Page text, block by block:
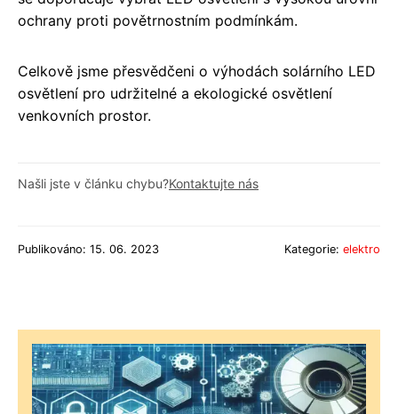
ochrany proti povětrnostním podmínkám.
Celkově jsme přesvědčeni o výhodách solárního LED
osvětlení pro udržitelné a ekologické osvětlení
venkovních prostor.
Našli jste v článku chybu?Kontaktujte nás
Publikováno: 15. 06. 2023 Kategorie: elektro